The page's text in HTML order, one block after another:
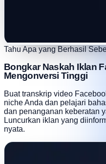
Tahu Apa yang Berhasil
Bongkar Naskah Iklan
Mengonversi Tinggi
Buat transkrip video
niche Anda dan pelajari
dan penanganan keberatan
Luncurkan iklan yang
nyata.